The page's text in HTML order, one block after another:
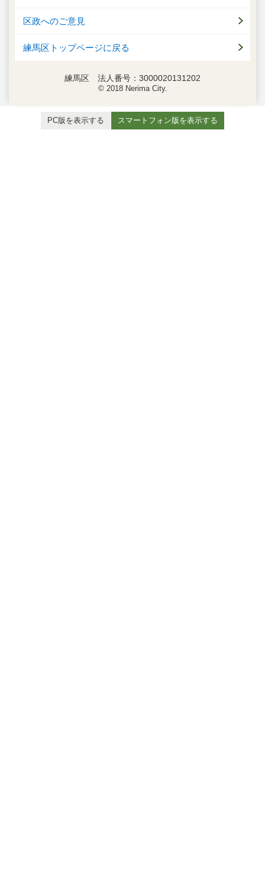
区政へのご意見
練馬区トップページに戻る
練馬区 法人番号：3000020131202
© 2018 Nerima City.
PC版を表示する スマートフォン版を表示する